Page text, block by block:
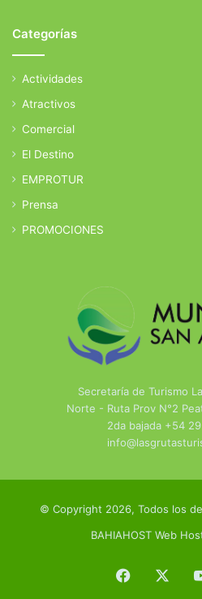
Categorías
Actividades
Atractivos
Comercial
El Destino
EMPROTUR
Prensa
PROMOCIONES
Secretaría de Turismo
Norte - Ruta Prov N°2
2da bajada +54
© Copyright 2026, Todos los
BAHIAHOST Web
Facebook